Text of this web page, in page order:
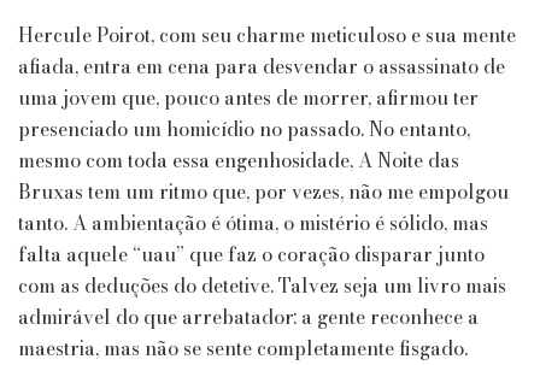
de
Agatha
Christie
Hercule Poirot, com seu charme meticuloso e sua mente
afiada, entra em cena para desvendar o assassinato de
uma jovem que, pouco antes de morrer, afirmou ter
presenciado um homicídio no passado. No entanto,
mesmo com toda essa engenhosidade, A Noite das
Bruxas tem um ritmo que, por vezes, não me empolgou
tanto. A ambientação é ótima, o mistério é sólido, mas
falta aquele “uau” que faz o coração disparar junto
com as deduções do detetive. Talvez seja um livro mais
admirável do que arrebatador: a gente reconhece a
maestria, mas não se sente completamente fisgado.